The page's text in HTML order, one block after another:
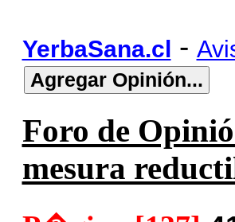
YerbaSana.cl -
Foro de
mesura